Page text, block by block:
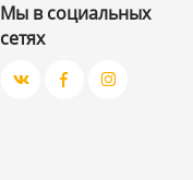
Мы в социальных
сетях